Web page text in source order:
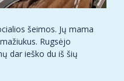
šeimos. Jų mama
Rugsėjo
dar ieško du iš šių